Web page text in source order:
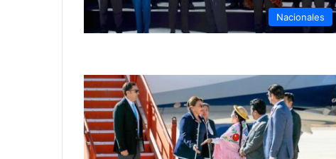
Nacionales